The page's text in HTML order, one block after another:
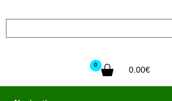
0
0.00€